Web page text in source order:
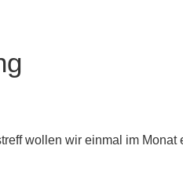
wollen wir einmal im Monat